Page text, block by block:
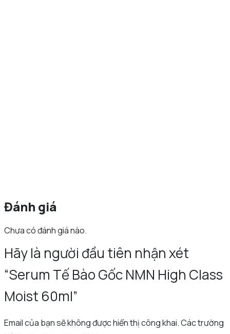
Đánh giá
Chưa có đánh giá nào.
Hãy là người đầu tiên nhận xét
“Serum Tế Bào Gốc NMN High Class
Moist 60ml”
Email của bạn sẽ không được hiển thị công khai.Các trường